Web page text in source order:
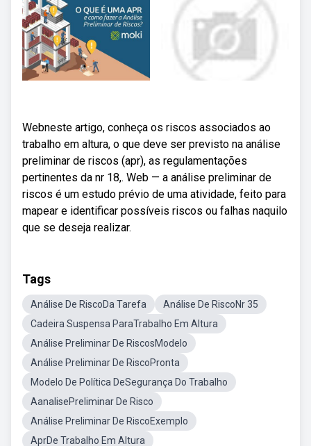
Webneste artigo, conheça os riscos associados ao
trabalho em altura, o que deve ser previsto na análise
preliminar de riscos (apr), as regulamentações
pertinentes da nr 18,. Web — a análise preliminar de
riscos é um estudo prévio de uma atividade, feito para
mapear e identificar possíveis riscos ou falhas naquilo
que se deseja realizar.
Tags
Análise De RiscoDa Tarefa
Análise De RiscoNr 35
Cadeira Suspensa ParaTrabalho Em Altura
Análise Preliminar De RiscosModelo
Análise Preliminar De RiscoPronta
Modelo De Política DeSegurança Do Trabalho
AanalisePreliminar De Risco
Análise Preliminar De RiscoExemplo
AprDe Trabalho Em Altura